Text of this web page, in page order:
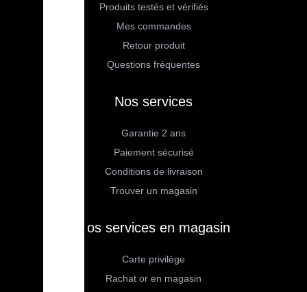
Produits testés et vérifiés
Mes commandes
Retour produit
Questions fréquentes
Nos services
Garantie 2 ans
Paiement sécurisé
Conditions de livraison
Trouver un magasin
Nos services en magasin
Carte privilège
Rachat or en magasin